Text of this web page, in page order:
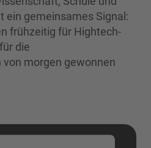
ein gemeinsames Signal:
frühzeitig für Hightech-
die
morgen gewonnen